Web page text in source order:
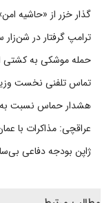
گذار خزر از «حاشیه
ترامپ گرفتار در
حمله موشکی به کشتی
تماس تلفنی نخست
هشدار حماس نسبت
عراقچی: مذاکرات با
ژاپن بودجه دفاعی بی‌سابقه ۵۶ میلیارد دلاری را در